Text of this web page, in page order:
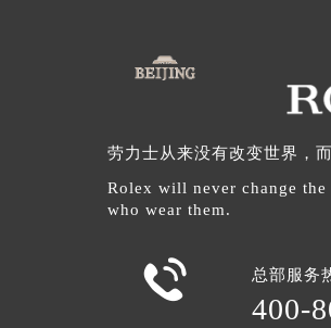
劳力士从来没有改变世界，
Rolex will never change
who wear them.
 总部服务
400-